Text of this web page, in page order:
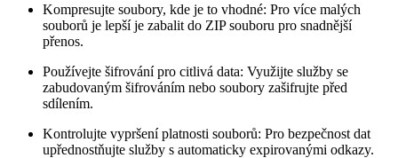
Kompresujte soubory, kde je to vhodné: Pro více malých
souborů je lepší je zabalit do ZIP souboru pro snadnější
přenos.
Používejte šifrování pro citlivá data: Využijte služby se
zabudovaným šifrováním nebo soubory zašifrujte před
sdílením.
Kontrolujte vypršení platnosti souborů: Pro bezpečnost dat
upřednostňujte služby s automaticky expirovanými odkazy.